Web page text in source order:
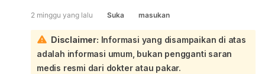
keputihan berbau, gatal, perdarahan, atau benjolan,
biasanya ini masih bisa termasuk variasi normal:
Penyebab yang mungkin antara lain: faktor
bawaan/anatomi, elastisitas jaringan, kondisi otot dasar
panggul, perubahan hormon, atau kebiasaan
2 minggu yang lalu Suka masukan
Disclaimer: Informasi yang disampaikan di atas
adalah informasi umum, bukan pengganti saran
medis resmi dari dokter atau pakar.